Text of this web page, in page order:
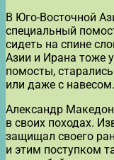
В Юго-Восточной
специальный
сидеть на спине
Азии и Ирана тоже
помосты,
или даже с навесом.
Александр
в своих походах.
защищал своего
и этим поступком